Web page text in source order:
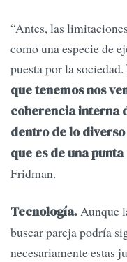
“Antes, las
como una especie de
puesta por la sociedad.
que tenemos nos
coherencia interna
dentro de lo
que es de una
Fridman.
Tecnología. Aunque
buscar pareja podría
necesariamente estas